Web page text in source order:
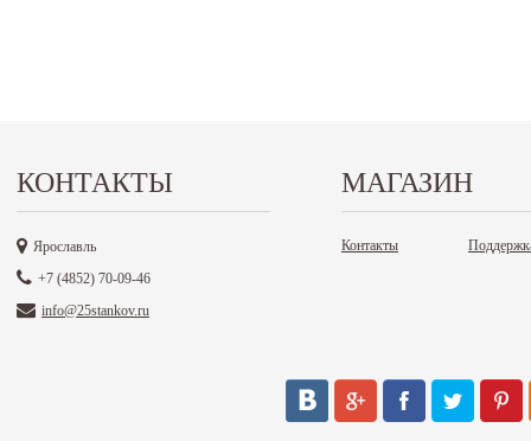
КОНТАКТЫ
Ярославль
+7 (4852) 70-09-46
info@25stankov.ru
МАГАЗИН
Контакты